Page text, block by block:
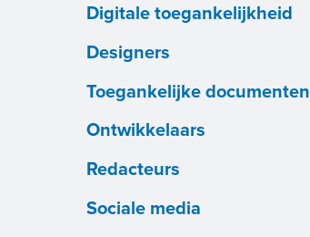
Digitale toegankelijkheid
Designers
Toegankelijke documenten
Ontwikkelaars
Redacteurs
Sociale media